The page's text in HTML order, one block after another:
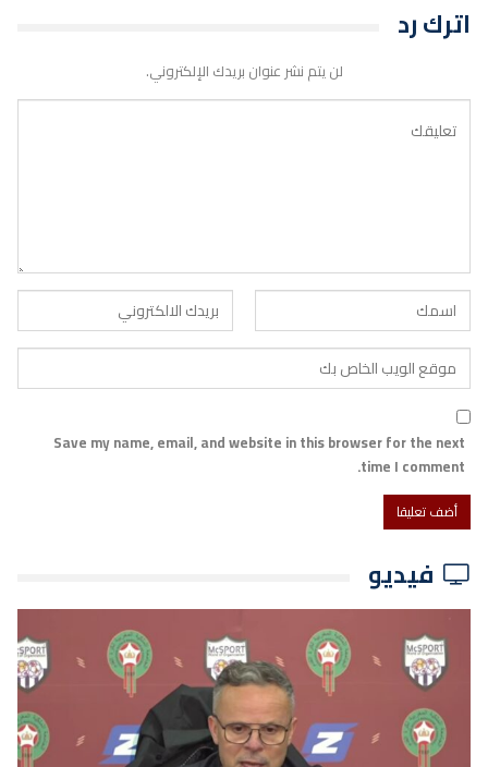
اترك رد
لن يتم نشر عنوان بريدك الإلكتروني.
Save my name, email, and website in this browser for the next
time I comment.
فيديو